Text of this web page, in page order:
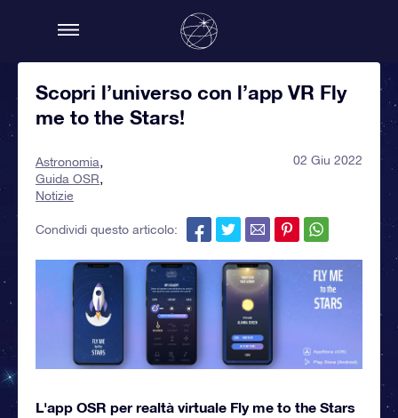
Scopri l’universo con l’app VR Fly
me to the Stars!
Astronomia
Guida OSR
Notizie
02 Giu 2022
Condividi questo articolo:
L'app OSR per realtà virtuale Fly me to the Stars